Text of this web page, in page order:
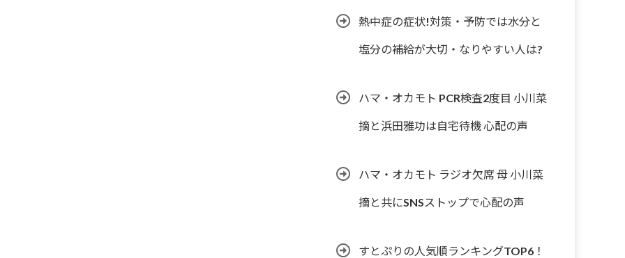
熱中症の症状!対策・予防では水分と
塩分の補給が大切・なりやすい人は?
ハマ・オカモト PCR検査2度目 小川菜
摘と浜田雅功は自宅待機 心配の声
ハマ・オカモト ラジオ欠席 母 小川菜
摘と共にSNSストップで心配の声
すとぷりの人気順ランキングTOP6！